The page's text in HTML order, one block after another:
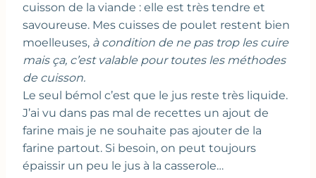
cuisson de la viande : elle est très tendre et
savoureuse. Mes cuisses de poulet restent bien
moelleuses, à condition de ne pas trop les cuire
mais ça, c’est valable pour toutes les méthodes
de cuisson.
Le seul bémol c’est que le jus reste très liquide.
J’ai vu dans pas mal de recettes un ajout de
farine mais je ne souhaite pas ajouter de la
farine partout. Si besoin, on peut toujours
épaissir un peu le jus à la casserole…